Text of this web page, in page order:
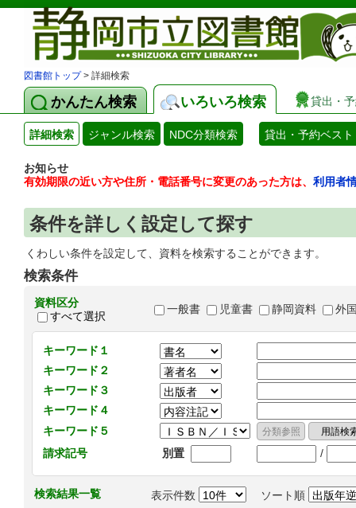
図書館トップ> 詳細検索
かんたん検索 いろいろ検索 貸出・
詳細検索 ジャンル検索 NDC分類検索 貸出・予約ベスト
お知らせ
有効期限の近い方や住所・電話番号に変更のあった方は、 利用者
条件を詳しく設定して探す
くわしい条件を設定して、資料を検索することができます。
検索条件
資料区分
すべて選択
一般書 児童書 静岡資料 外
キーワード１
キーワード２
キーワード３
キーワード４
キーワード５
請求記号
別置 /
検索結果一覧 表示件数 ソート順